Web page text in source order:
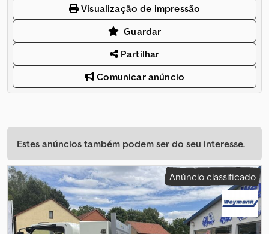
Visualização de impressão
Guardar
Partilhar
Comunicar anúncio
Estes anúncios também podem ser do seu interesse.
Anúncio classificado